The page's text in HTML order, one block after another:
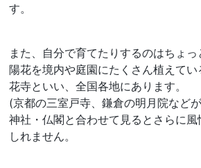
す。
また、自分で育てたりするのはちょ
陽花を境内や庭園にたくさん植えて
花寺といい、全国各地にあります。
(京都の三室戸寺、鎌倉の明月院など
神社・仏閣と合わせて見るとさらに
しれません。